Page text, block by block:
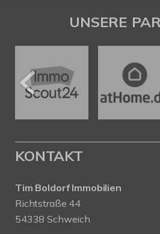
UNSERE
KONTAKT
Tim Boldorf Immobilien
Richtstraße 44
54338 Schweich